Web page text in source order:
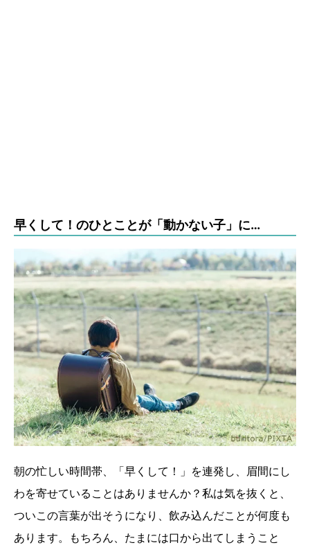
早くして！のひとことが「動かない子」に…
朝の忙しい時間帯、「早くして！」を連発し、眉間にし
わを寄せていることはありませんか？私は気を抜くと、
ついこの言葉が出そうになり、飲み込んだことが何度も
あります。もちろん、たまには口から出てしまうこと